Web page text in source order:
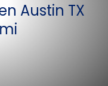
Austin TX